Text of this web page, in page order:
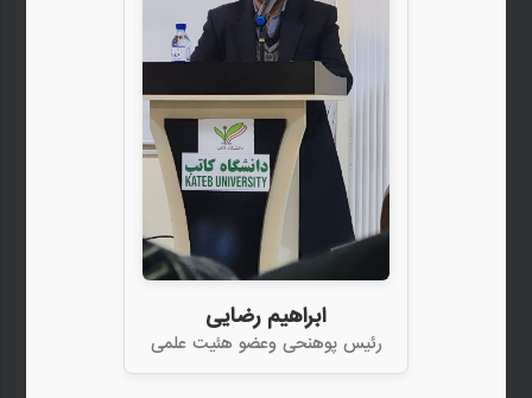
ابراهیم رضایی
رئیس پوهنحی وعضو هئیت علمی